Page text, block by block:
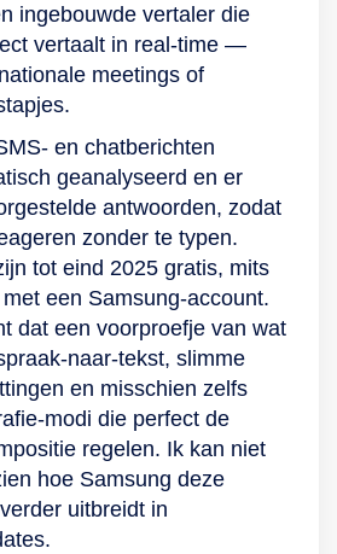
ingebouwde vertaler die
vertaalt in real‑time —
meetings of
en chatberichten
geanalyseerd en er
antwoorden, zodat
zonder te typen.
tot eind 2025 gratis, mits
een Samsung‑account.
dat een voorproefje van wat
slimme
en misschien zelfs
die perfect de
regelen. Ik kan niet
hoe Samsung deze
uitbreidt in